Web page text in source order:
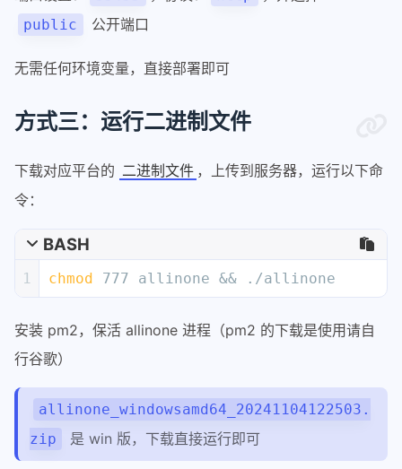
public 公开端口
无需任何环境变量，直接部署即可
方式三：运行二进制文件
下载对应平台的 二进制文件 ，上传到服务器，运行以下命
令：
BASH
1 chmod 777 allinone && ./allinone
安装 pm2，保活 allinone 进程（pm2 的下载是使用请自
行谷歌）
allinone_windowsamd64_20241104122503.
zip
是 win 版，下载直接运行即可